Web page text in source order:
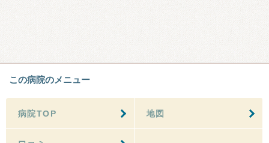
この病院のメニュー
病院TOP 地図